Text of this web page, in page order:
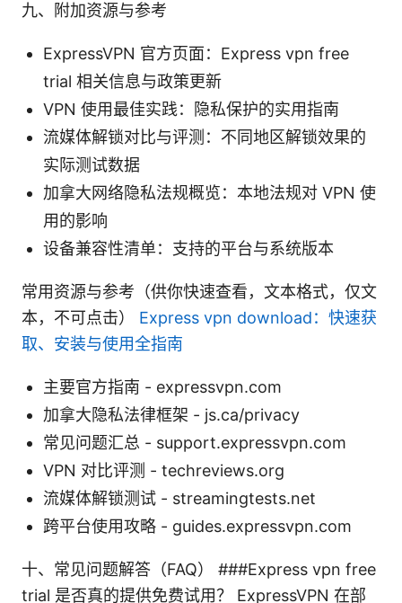
九、附加资源与参考
ExpressVPN 官方页面：Express vpn free
trial 相关信息与政策更新
VPN 使用最佳实践：隐私保护的实用指南
流媒体解锁对比与评测：不同地区解锁效果的
实际测试数据
加拿大网络隐私法规概览：本地法规对 VPN 使
用的影响
设备兼容性清单：支持的平台与系统版本
常用资源与参考（供你快速查看，文本格式，仅文
本，不可点击） Express vpn download：快速获
取、安装与使用全指南
主要官方指南 - expressvpn.com
加拿大隐私法律框架 - js.ca/privacy
常见问题汇总 - support.expressvpn.com
VPN 对比评测 - techreviews.org
流媒体解锁测试 - streamingtests.net
跨平台使用攻略 - guides.expressvpn.com
十、常见问题解答（FAQ） ###Express vpn free
trial 是否真的提供免费试用？ ExpressVPN 在部